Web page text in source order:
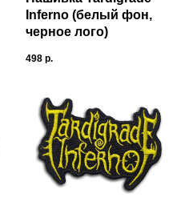
Inferno (белый фон,
черное лого)
498 р.